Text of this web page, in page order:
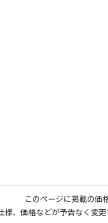
このページに掲載の価
様、価格などが予告なく変